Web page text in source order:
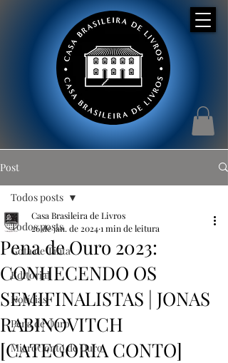
Post
Todos posts
Gota de Tinta
Editorial
Notícias
Pena de Ouro
MicroConto de Ouro
Todos posts
Pena de Ouro 2023:
CONHECENDO OS
SEMIFINALISTAS | JONAS
RABINOVITCH
[CATEGORIA CONTO]
Casa Brasileira de Livros
26 de jan. de 20241 min de leitura